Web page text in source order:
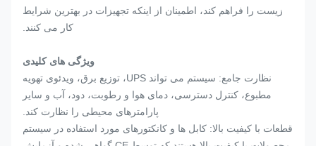
زیست را فراهم کند، اطمینان از اینکه تجهیزات در بهترین شرایط
کار می کنند.
ویژگی های کلیدی
نظارت جامع: سیستم می تواند UPS، توزیع برق، ویدئوی تهویه
مطبوع، کنترل دسترسی، دمای هوا و رطوبت، دود، آب و سایر
پارامترهای محیطی را نظارت کند.
قطعات با کیفیت بالا: کابل ها و کانکتورهای مورد استفاده در سیستم